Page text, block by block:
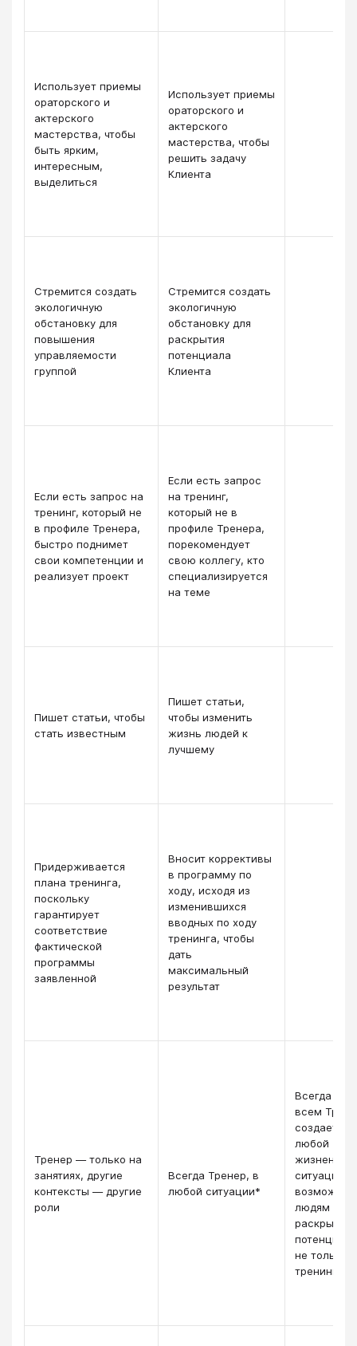
Использует приемы
ораторского и
актерского
мастерства, чтобы
быть ярким,
интересным,
выделиться
Использует приемы
ораторского и
актерского
мастерства, чтобы
решить задачу
Клиента
Стремится создать
экологичную
обстановку для
повышения
управляемости
группой
Стремится создать
экологичную
обстановку для
раскрытия
потенциала
Клиента
Если есть запрос на
тренинг, который не
в профиле Тренера,
быстро поднимет
свои компетенции и
реализует проект
Если есть запрос
на тренинг,
который не в
профиле Тренера,
порекомендует
свою коллегу, кто
специализируется
на теме
Пишет статьи, чтобы
стать известным
Пишет статьи,
чтобы изменить
жизнь людей к
лучшему
Придерживается
плана тренинга,
поскольку
гарантирует
соответствие
фактической
программы
заявленной
Вносит коррективы
в программу по
ходу, исходя из
изменившихся
вводных по ходу
тренинга, чтобы
дать
максимальный
результат
Тренер — только на
занятиях, другие
контексты — другие
роли
Всегда Тренер, в
любой ситуации*
Всегда и во
всем
создает в
любой
жизненной
ситуации
людям
раскрыть
потенциал,
не только
тренинге